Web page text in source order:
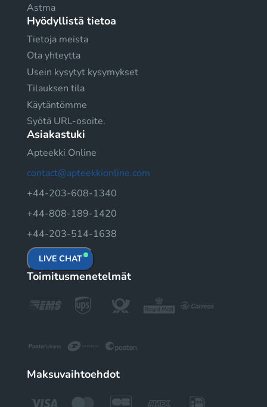
Astma
Hyödyllistä tietoa
Tietoja meista
Ota yhteytta
Usein kysytyt kysymykset
Tilauksen tila
Käytäntömme
Syötä URL-osoite.
Asiakastuki
Apteekki Online
contact@apteekkionline.com
+44-203-608-1340
+44-808-189-1420
+44-203-514-1638
LIVE CHAT
Toimitusmenetelmät
Maksuvaihtoehdot